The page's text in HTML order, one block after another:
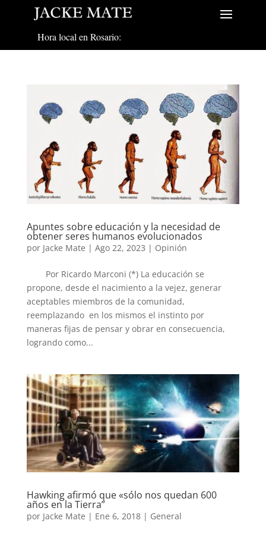
Hora local en Rosario:
Apuntes sobre educación y la necesidad de
obtener seres humanos evolucionados
por Jacke Mate | Ago 22, 2023 | Opinión
Por Ricardo Marconi (*) La educación se
propone, desde el nacimiento a la vejez, generar
aceptables miembros de la comunidad,
reemplazando en los mismos el instinto por
maneras fijas de pensar y obrar en consecuencia,
logrando como...
Hawking afirmó que «sólo nos quedan 600
años en la Tierra”
por Jacke Mate | Ene 6, 2018| General